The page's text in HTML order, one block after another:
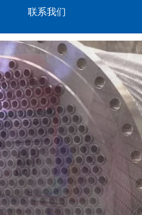
联系我们